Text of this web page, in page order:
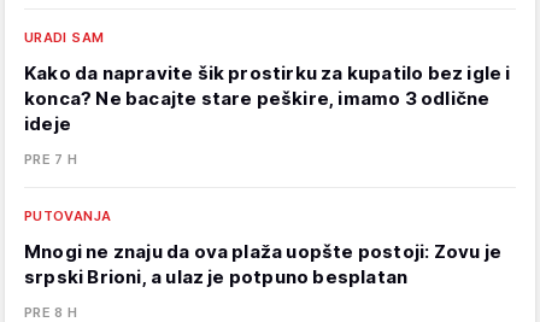
URADI SAM
Kako da napravite šik prostirku za kupatilo bez igle i
konca? Ne bacajte stare peškire, imamo 3 odlične
ideje
PRE 7 H
PUTOVANJA
Mnogi ne znaju da ova plaža uopšte postoji: Zovu je
srpski Brioni, a ulaz je potpuno besplatan
PRE 8 H